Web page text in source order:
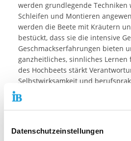
Datenschutzeinstellungen
werden grundlegende Techniken
Schleifen und Montieren
werden die Beete mit Kräutern
bestückt, dass sie die intensive
Geschmackserfahrungen bieten
ganzheitliches, sinnliches Lernen
des Hochbeets stärkt
Selbstwirksamkeit und
Gleichzeitig fördert das
Teamfähigkeit und
handwerkliche Fertigkeiten
Sinneserfahrungen zu